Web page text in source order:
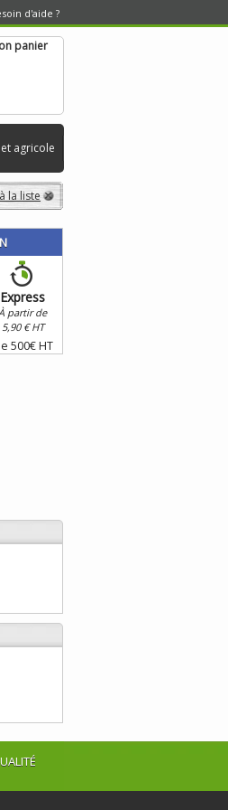
d'aide ?
panier
agricole
la liste
Express
partir de
5,90 € HT
500€ HT